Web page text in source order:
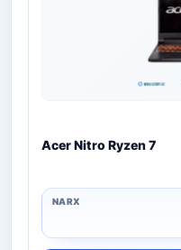
Acer Nitro Ryzen 7